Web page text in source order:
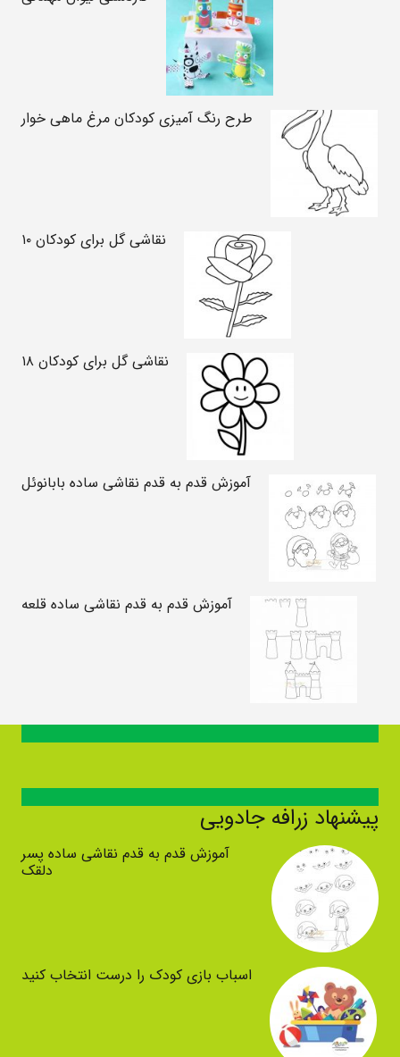
طرح رنگ آمیزی کودکان مرغ ماهی خوار
نقاشی گل برای کودکان ۱۰
نقاشی گل برای کودکان ۱۸
آموزش قدم به قدم نقاشی ساده بابانوئل
آموزش قدم به قدم نقاشی ساده قلعه
پیشنهاد زرافه جادویی
آموزش قدم به قدم نقاشی ساده پسر
دلقک
اسباب بازی کودک را درست انتخاب کنید